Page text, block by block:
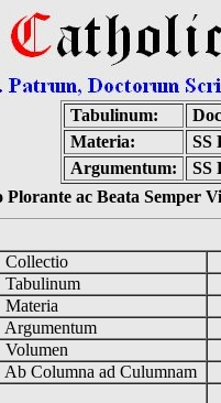
Tabulinum:
Materia:
SS
Argumentum:
SS
ac Beata Semper
Collectio
Tabulinum
Materia
Argumentum
Volumen
Ab Columna ad Culumnam